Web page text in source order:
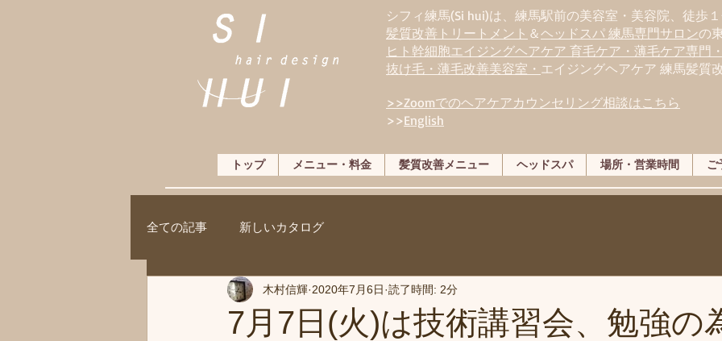
シフィ練馬(Si hui)は、 練馬駅前の美容室・美容院、徒歩
髪質改善トリートメント ＆ヘッドスパ 練馬専門サロンの
ヒト幹細胞エイジングヘアケア 育毛ケア・薄毛ケア専門
抜け毛・薄毛改善美容室・ エイジングヘアケア 練馬髪質
>>Zoomでのヘアケアカウンセリング相談はこちら
>>English
トップ メニュー・料金 髪質改善メニュー ヘッドスパ 場所・営業時間 ご
全ての記事 新しいカタログ
7月7日(火)は技術講習会、勉強の
木村信輝 2020年7月6日 読了時間: 2分